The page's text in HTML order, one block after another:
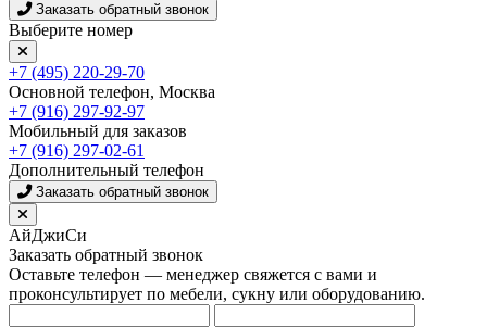
Заказать обратный звонок
Выберите номер
+7 (495) 220-29-70
Основной телефон, Москва
+7 (916) 297-92-97
Мобильный для заказов
+7 (916) 297-02-61
Дополнительный телефон
Заказать обратный звонок
АйДжиСи
Заказать обратный звонок
Оставьте телефон — менеджер свяжется с вами и
проконсультирует по мебели, сукну или оборудованию.